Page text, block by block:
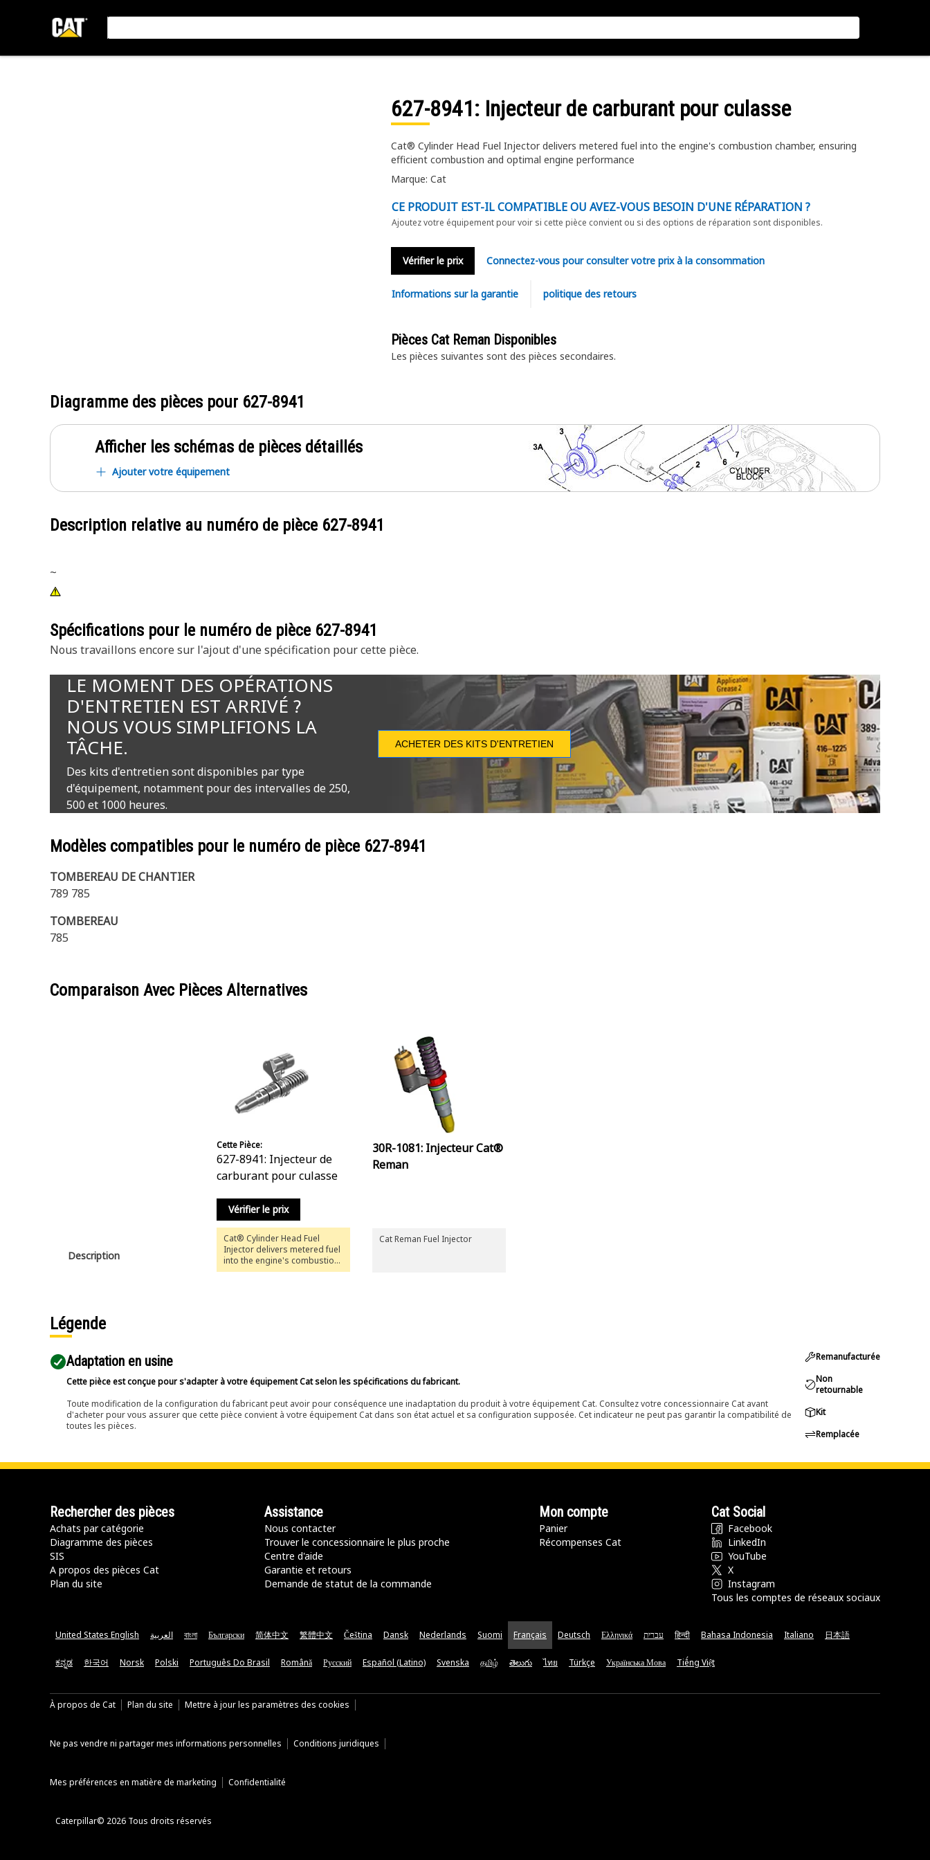
627-8941: Injecteur de carburant pour culasse
Cat® Cylinder Head Fuel Injector delivers metered fuel into the engine's combustion chamber, ensuring
efficient combustion and optimal engine performance
Marque: Cat
CE PRODUIT EST-IL COMPATIBLE OU AVEZ-VOUS BESOIN D'UNE RÉPARATION ?
Ajoutez votre équipement pour voir si cette pièce convient ou si des options de réparation sont disponibles.
Vérifier le prix Connectez-vous pour consulter votre prix à la consommation
Informations sur la garantie politique des retours
Pièces Cat Reman Disponibles
Les pièces suivantes sont des pièces secondaires.
Diagramme des pièces pour 627-8941
Afficher les schémas de pièces détaillés
Ajouter votre équipement
Description relative au numéro de pièce 627-8941
~
Spécifications pour le numéro de pièce 627-8941
Nous travaillons encore sur l'ajout d'une spécification pour cette pièce.
LE MOMENT DES OPÉRATIONS
D'ENTRETIEN EST ARRIVÉ ?
NOUS VOUS SIMPLIFIONS LA
TÂCHE.
Des kits d'entretien sont disponibles par type
d'équipement, notamment pour des intervalles de 250,
500 et 1000 heures.
ACHETER DES KITS D'ENTRETIEN
Modèles compatibles pour le numéro de pièce 627-8941
TOMBEREAU DE CHANTIER
789 785
TOMBEREAU
785
Comparaison Avec Pièces Alternatives
Description
Cette Pièce:
627-8941: Injecteur de
carburant pour culasse
Vérifier le prix
Cat® Cylinder Head Fuel
Injector delivers metered fuel
into the engine's combustion
chamber, ensuring efficient
30R-1081: Injecteur Cat®
Reman
Cat Reman Fuel Injector
Légende
Adaptation en usine
Cette pièce est conçue pour s'adapter à votre équipement Cat selon les spécifications du fabricant.
Toute modification de la configuration du fabricant peut avoir pour conséquence une inadaptation du produit à votre équipement Cat. Consultez votre concessionnaire Cat avant
d'acheter pour vous assurer que cette pièce convient à votre équipement Cat dans son état actuel et sa configuration supposée. Cet indicateur ne peut pas garantir la compatibilité de
toutes les pièces.
Remanufacturée
Non
retournable
Kit
Remplacée
Rechercher des pièces
Achats par catégorie
Diagramme des pièces
SIS
A propos des pièces Cat
Plan du site
Assistance
Nous contacter
Trouver le concessionnaire le plus proche
Centre d'aide
Garantie et retours
Demande de statut de la commande
Mon compte
Panier
Récompenses Cat
Cat Social
Facebook
LinkedIn
YouTube
X
Instagram
Tous les comptes de réseaux sociaux
United States English العربية বাংলা Български 简体中文 繁體中文 Čeština Dansk Nederlands Suomi Français Deutsch Ελληνικά עברית हिन्दी Bahasa Indonesia Italiano 日本語
ಕನ್ನಡ 한국어 Norsk Polski Português Do Brasil Română Русский Español (Latino) Svenska தமிழ் తెలుగు ไทย Türkçe Українська Мова Tiếng Việt
À propos de Cat Plan du site Mettre à jour les paramètres des cookies
Ne pas vendre ni partager mes informations personnelles Conditions juridiques
Mes préférences en matière de marketing Confidentialité
Caterpillar© 2026 Tous droits réservés